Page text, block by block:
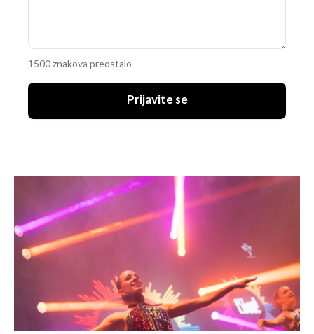
1500 znakova preostalo
Prijavite se